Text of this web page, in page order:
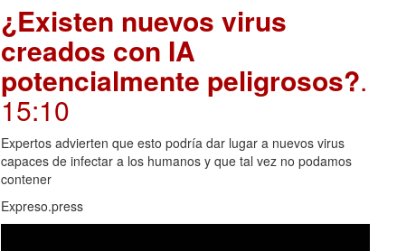
¿Existen nuevos virus
creados con IA
potencialmente peligrosos?.
15:10
Expertos advierten que esto podría dar lugar a nuevos virus
capaces de infectar a los humanos y que tal vez no podamos
contener
Expreso.press